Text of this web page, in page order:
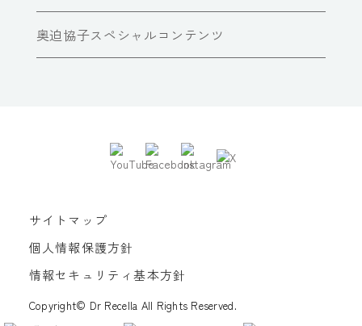
奥迫協子スペシャルコンテンツ
サイトマップ
個人情報保護方針
情報セキュリティ基本方針
Copyright© Dr Recella All Rights Reserved.